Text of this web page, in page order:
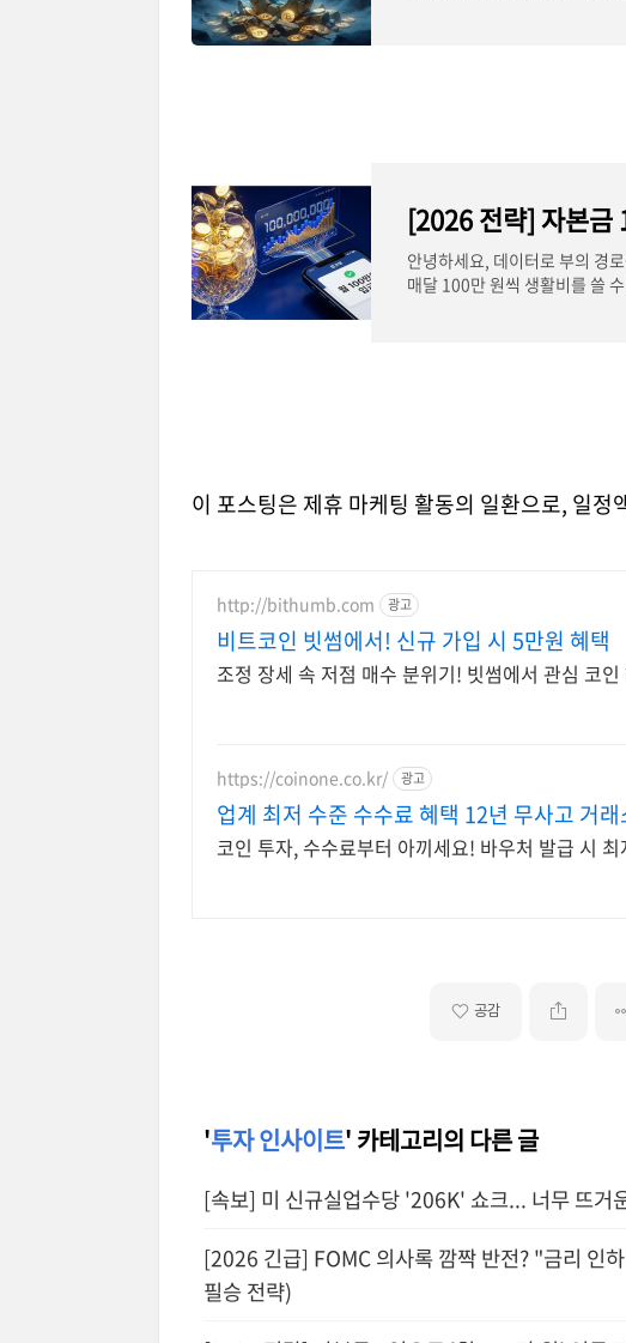
안녕하세요, 데이터로 부의 경
매달 100만 원씩 생활비를 쓸
이 포스팅은 제휴 마케팅 활동의 일환으로, 일
http://bithumb.com 광고
비트코인 빗썸에서! 신규 가입 시 5만원 혜택
조정 장세 속 저점 매수 분위기! 빗썸에서 관심 코
https://coinone.co.kr/ 광고
업계 최저 수준 수수료 혜택 12년 무사고 거래
코인 투자, 수수료부터 아끼세요! 바우처 발급 시
공감
'투자 인사이트' 카테고리의 다른 글
[속보] 미 신규실업수당 '206K' 쇼크... 너무 뜨거
[2026 긴급] FOMC 의사록 깜짝 반전? "금리 인
필승 전략)